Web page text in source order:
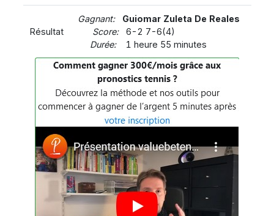
Résultat
Gagnant:
Guiomar Zuleta De Reales
Score:6-2 7-6(4)
Durée:1 heure 55 minutes